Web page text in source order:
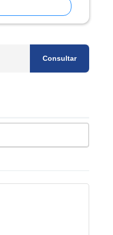
Consultar